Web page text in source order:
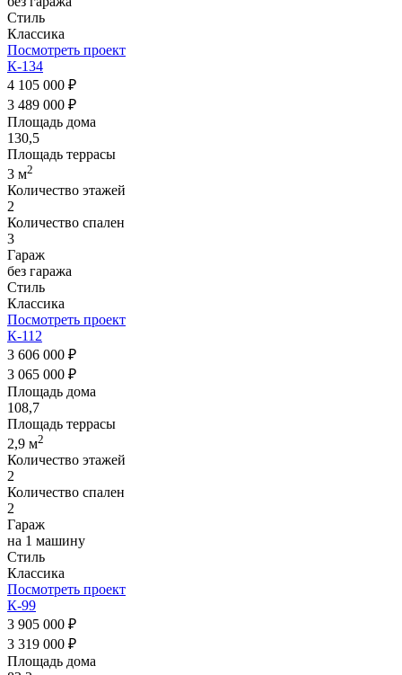
Стиль
Классика
Посмотреть проект
К-134
4 105 000 ₽
3 489 000 ₽
Площадь дома
130,5
Площадь террасы
3 м2
Количество этажей
2
Количество спален
3
Гараж
без гаража
Стиль
Классика
Посмотреть проект
К-112
3 606 000 ₽
3 065 000 ₽
Площадь дома
108,7
Площадь террасы
2,9 м2
Количество этажей
2
Количество спален
2
Гараж
на 1 машину
Стиль
Классика
Посмотреть проект
К-99
3 905 000 ₽
3 319 000 ₽
Площадь дома